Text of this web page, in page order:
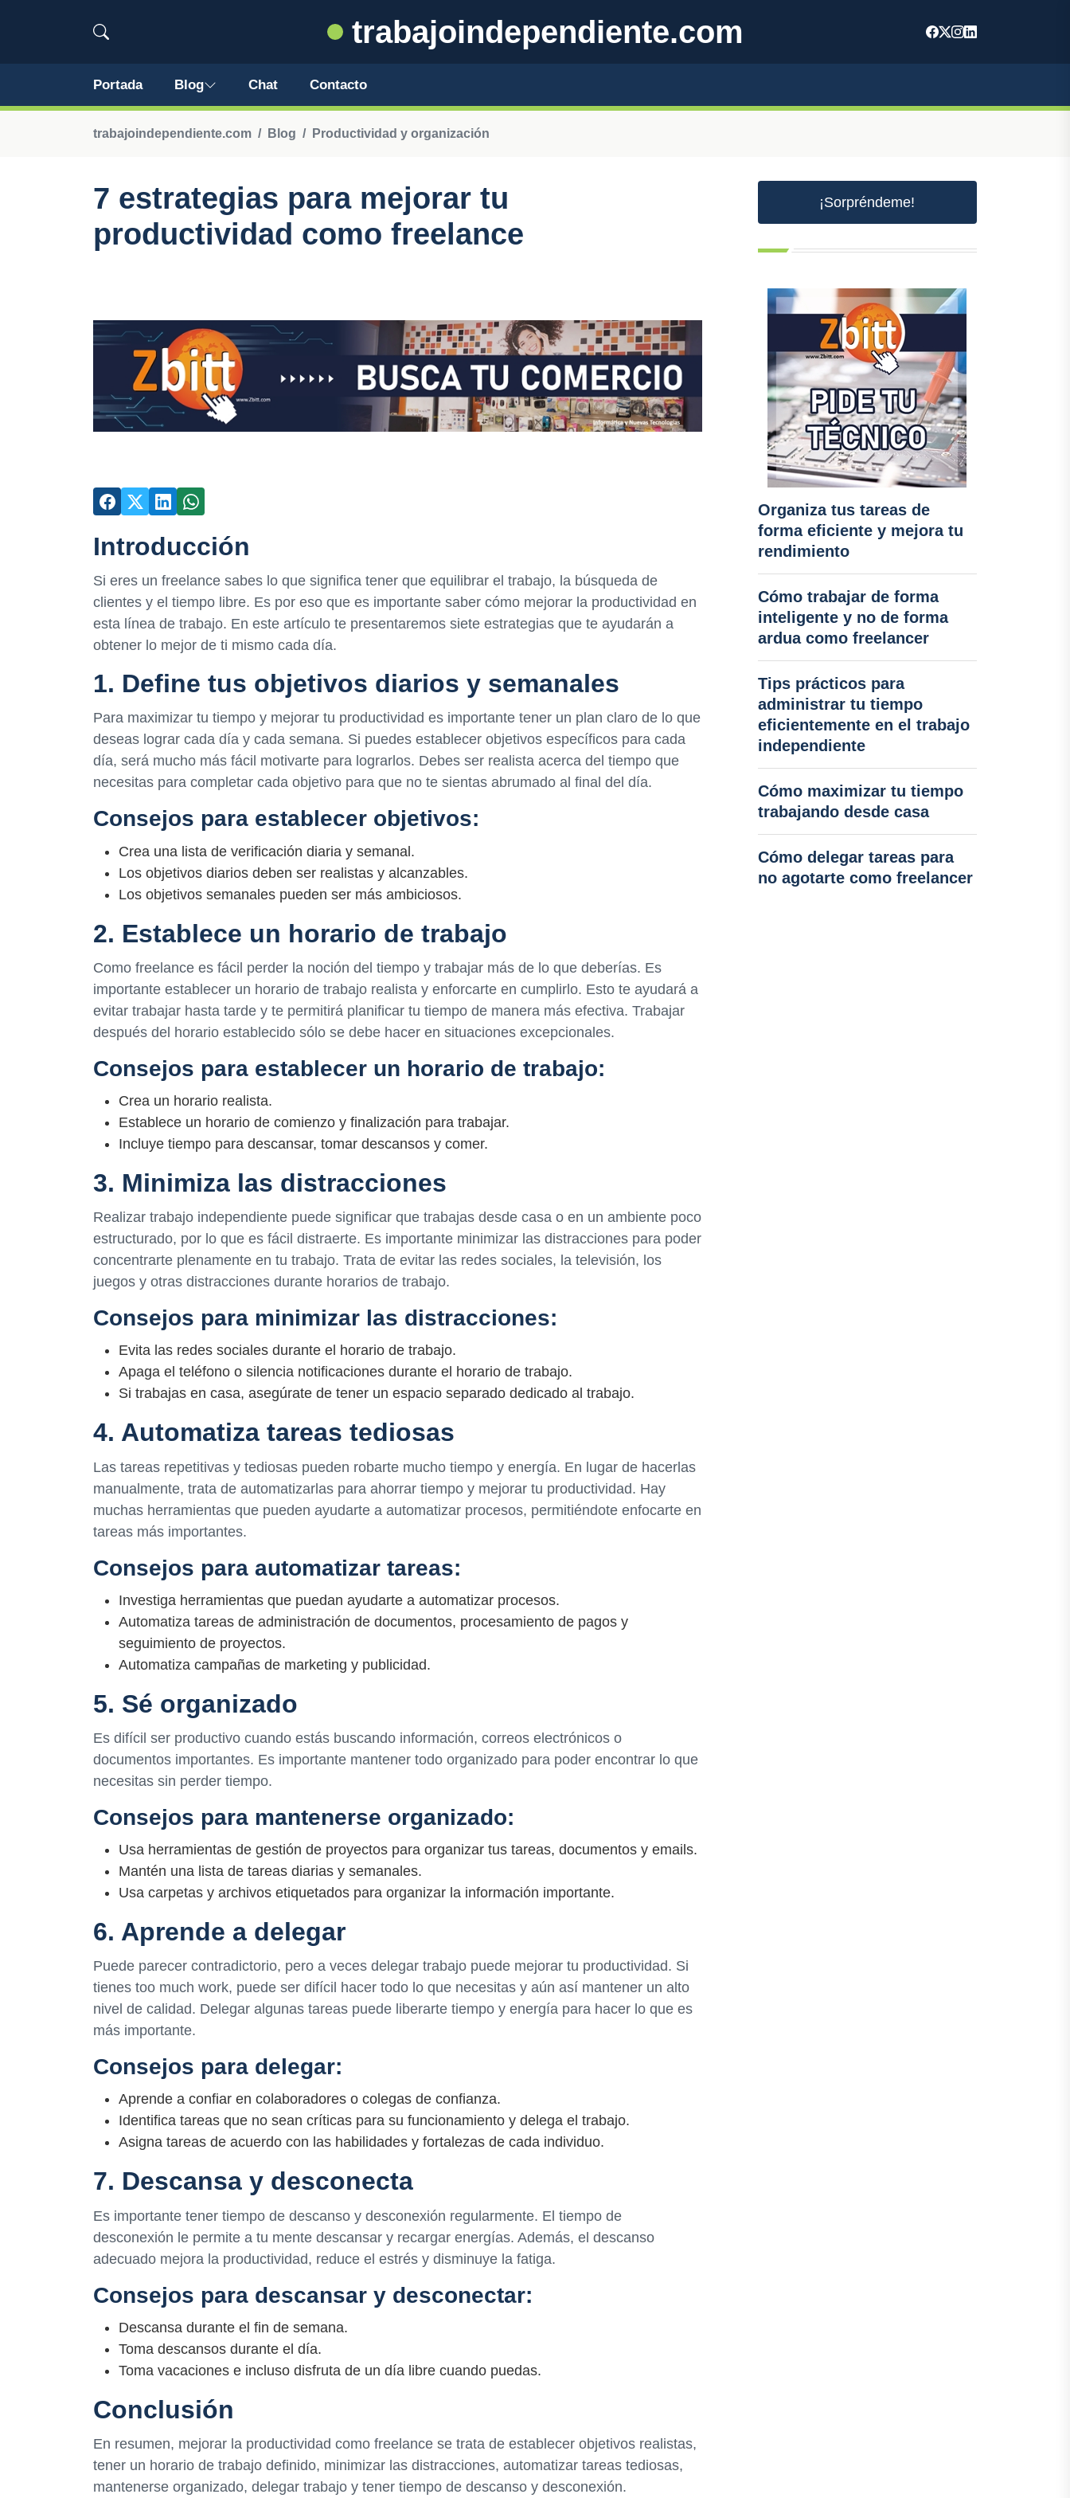
trabajoindependiente.com
Portada Blog Chat Contacto
trabajoindependiente.com Blog Productividad y organización
7 estrategias para mejorar tu
productividad como freelance
Introducción
Si eres un freelance sabes lo que significa tener que equilibrar el trabajo, la búsqueda de
clientes y el tiempo libre. Es por eso que es importante saber cómo mejorar la productividad en
esta línea de trabajo. En este artículo te presentaremos siete estrategias que te ayudarán a
obtener lo mejor de ti mismo cada día.
1. Define tus objetivos diarios y semanales
Para maximizar tu tiempo y mejorar tu productividad es importante tener un plan claro de lo que
deseas lograr cada día y cada semana. Si puedes establecer objetivos específicos para cada
día, será mucho más fácil motivarte para lograrlos. Debes ser realista acerca del tiempo que
necesitas para completar cada objetivo para que no te sientas abrumado al final del día.
Consejos para establecer objetivos:
Crea una lista de verificación diaria y semanal.
Los objetivos diarios deben ser realistas y alcanzables.
Los objetivos semanales pueden ser más ambiciosos.
2. Establece un horario de trabajo
Como freelance es fácil perder la noción del tiempo y trabajar más de lo que deberías. Es
importante establecer un horario de trabajo realista y enforcarte en cumplirlo. Esto te ayudará a
evitar trabajar hasta tarde y te permitirá planificar tu tiempo de manera más efectiva. Trabajar
después del horario establecido sólo se debe hacer en situaciones excepcionales.
Consejos para establecer un horario de trabajo:
Crea un horario realista.
Establece un horario de comienzo y finalización para trabajar.
Incluye tiempo para descansar, tomar descansos y comer.
3. Minimiza las distracciones
Realizar trabajo independiente puede significar que trabajas desde casa o en un ambiente poco
estructurado, por lo que es fácil distraerte. Es importante minimizar las distracciones para poder
concentrarte plenamente en tu trabajo. Trata de evitar las redes sociales, la televisión, los
juegos y otras distracciones durante horarios de trabajo.
Consejos para minimizar las distracciones:
Evita las redes sociales durante el horario de trabajo.
Apaga el teléfono o silencia notificaciones durante el horario de trabajo.
Si trabajas en casa, asegúrate de tener un espacio separado dedicado al trabajo.
4. Automatiza tareas tediosas
Las tareas repetitivas y tediosas pueden robarte mucho tiempo y energía. En lugar de hacerlas
manualmente, trata de automatizarlas para ahorrar tiempo y mejorar tu productividad. Hay
muchas herramientas que pueden ayudarte a automatizar procesos, permitiéndote enfocarte en
tareas más importantes.
Consejos para automatizar tareas:
Investiga herramientas que puedan ayudarte a automatizar procesos.
Automatiza tareas de administración de documentos, procesamiento de pagos y
seguimiento de proyectos.
Automatiza campañas de marketing y publicidad.
5. Sé organizado
Es difícil ser productivo cuando estás buscando información, correos electrónicos o
documentos importantes. Es importante mantener todo organizado para poder encontrar lo que
necesitas sin perder tiempo.
Consejos para mantenerse organizado:
Usa herramientas de gestión de proyectos para organizar tus tareas, documentos y emails.
Mantén una lista de tareas diarias y semanales.
Usa carpetas y archivos etiquetados para organizar la información importante.
6. Aprende a delegar
Puede parecer contradictorio, pero a veces delegar trabajo puede mejorar tu productividad. Si
tienes too much work, puede ser difícil hacer todo lo que necesitas y aún así mantener un alto
nivel de calidad. Delegar algunas tareas puede liberarte tiempo y energía para hacer lo que es
más importante.
Consejos para delegar:
Aprende a confiar en colaboradores o colegas de confianza.
Identifica tareas que no sean críticas para su funcionamiento y delega el trabajo.
Asigna tareas de acuerdo con las habilidades y fortalezas de cada individuo.
7. Descansa y desconecta
Es importante tener tiempo de descanso y desconexión regularmente. El tiempo de
desconexión le permite a tu mente descansar y recargar energías. Además, el descanso
adecuado mejora la productividad, reduce el estrés y disminuye la fatiga.
Consejos para descansar y desconectar:
Descansa durante el fin de semana.
Toma descansos durante el día.
Toma vacaciones e incluso disfruta de un día libre cuando puedas.
Conclusión
En resumen, mejorar la productividad como freelance se trata de establecer objetivos realistas,
tener un horario de trabajo definido, minimizar las distracciones, automatizar tareas tediosas,
mantenerse organizado, delegar trabajo y tener tiempo de descanso y desconexión.
¡Sorpréndeme!
Organiza tus tareas de
forma eficiente y mejora tu
rendimiento
Cómo trabajar de forma
inteligente y no de forma
ardua como freelancer
Tips prácticos para
administrar tu tiempo
eficientemente en el trabajo
independiente
Cómo maximizar tu tiempo
trabajando desde casa
Cómo delegar tareas para
no agotarte como freelancer